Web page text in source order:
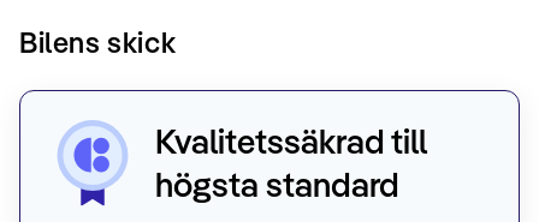
Bilens skick
Kvalitetssäkrad till
högsta standard